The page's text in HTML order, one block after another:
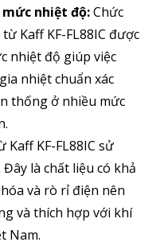
nhiệt độ:Chức
Kaff KF-FL88IC được
nhiệt độ giúp việc
nhiệt chuẩn xác
thống ở nhiều mức
KF-FL88IC sử
là chất liệu có khả
và rò rỉ điện nên
và thích hợp với khí
Nam.